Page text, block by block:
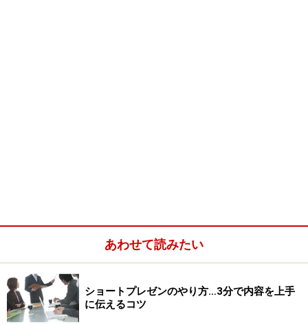
では、あなたにとっての「ええ声」にあたるものは何で
お話しします。
※記事内容は執筆時点のものです。最新の内容をご確認くださ
あわせて読みたい
ショートプレゼンのやり方…3分で内容を上手
に伝えるコツ